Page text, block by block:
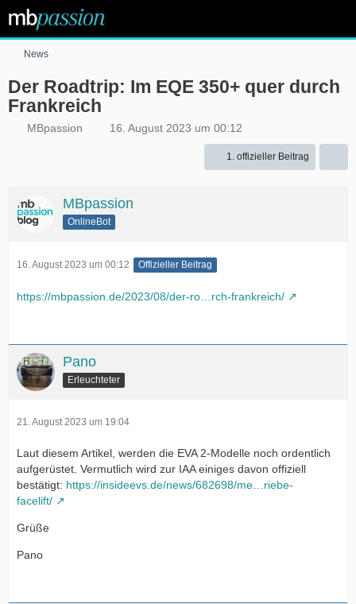
News
Der Roadtrip: Im EQE 350+ quer durch
Frankreich
MBpassion 16. August 2023 um 00:12
1. offizieller Beitrag
MBpassion
OnlineBot
16. August 2023 um 00:12 Offizieller Beitrag
https://mbpassion.de/2023/08/der-ro…rch-frankreich/
Pano
Erleuchteter
21. August 2023 um 19:04
Laut diesem Artikel, werden die EVA 2-Modelle noch ordentlich
aufgerüstet. Vermutlich wird zur IAA einiges davon offiziell
bestätigt: https://insideevs.de/news/682698/me…riebe-
facelift/
Grüße
Pano